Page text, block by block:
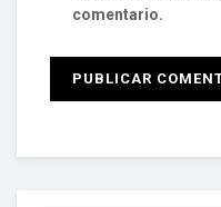
comentario.